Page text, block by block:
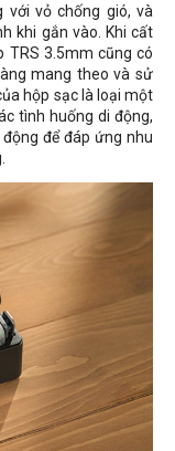
với vỏ chống gió, và
khi gắn vào. Khi cất
TRS 3.5mm cũng có
mang theo và sử
hộp sạc là loại một
tình huống di động,
để đáp ứng nhu